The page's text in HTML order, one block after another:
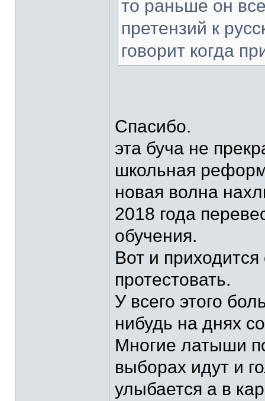
то раньше он
претензий к
говорит когда
Спасибо.
эта буча не
школьная
новая волна
2018 года
обучения.
Вот и
протестовать.
У всего этого
нибудь на днях
Многие латыши
выборах идут и
улыбается а в